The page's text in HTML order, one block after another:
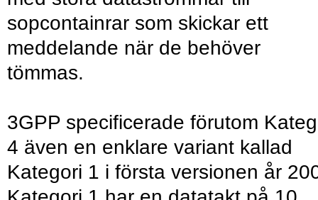
sopcontainrar som skickar ett
meddelande när de behöver
tömmas.
3GPP specificerade förutom
4 även en enklare variant kallad
Kategori 1 i första versionen år